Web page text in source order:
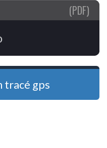
(PDF)
tracé gps